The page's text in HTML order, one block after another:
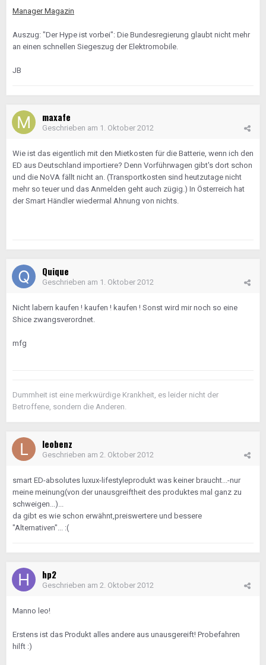
Manager Magazin
Auszug: "Der Hype ist vorbei": Die Bundesregierung glaubt nicht mehr
an einen schnellen Siegeszug der Elektromobile.
JB
maxafe
Geschrieben am 1. Oktober 2012
Wie ist das eigentlich mit den Mietkosten für die Batterie, wenn ich den
ED aus Deutschland importiere? Denn Vorführwagen gibt's dort schon
und die NoVA fällt nicht an. (Transportkosten sind heutzutage nicht
mehr so teuer und das Anmelden geht auch zügig.) In Österreich hat
der Smart Händler wiedermal Ahnung von nichts.
Quique
Geschrieben am 1. Oktober 2012
Nicht labern kaufen ! kaufen ! kaufen ! Sonst wird mir noch so eine
Shice zwangsverordnet.
mfg
Dummheit ist eine merkwürdige Krankheit, es leider nicht der
Betroffene, sondern die Anderen.
leobenz
Geschrieben am 2. Oktober 2012
smart ED-absolutes luxux-lifestyleprodukt was keiner braucht...-nur
meine meinung(von der unausgreiftheit des produktes mal ganz zu
schweigen...)...
da gibt es wie schon erwähnt,preiswertere und bessere
"Alternativen"... :(
hp2
Geschrieben am 2. Oktober 2012
Manno leo!
Erstens ist das Produkt alles andere aus unausgereift! Probefahren
hilft :)